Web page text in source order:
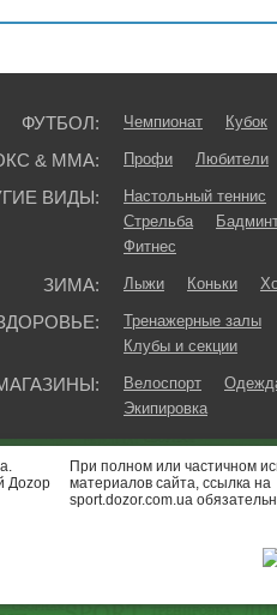
ФУТБОЛ: Чемпионат Кубок
& ММА: Профи Любители
ВИДЫ:
Настольный теннис
Стрельба
Фитнес
ЗИМА: Лыжи Коньки
Тренажерные залы
Клубы и секции
Велоспорт
Экипировка
Доzор
При полном или частичном
материалов сайта, ссылка на
sport.dozor.com.ua